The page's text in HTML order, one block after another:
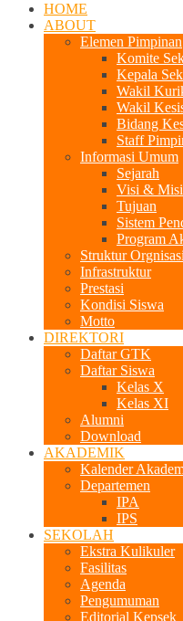
HOME
ABOUT
Elemen Pimpinan
Komite
Kepala
Wakil
Wakil
Bidang
Staff
Informasi Umum
Sejarah
Visi & Misi
Tujuan
Sistem
Program
Struktur Orgnisasi
Infrastruktur
Prestasi
Kondisi Siswa
Motto
DIREKTORI
Daftar GTK
Daftar Siswa
Kelas X
Kelas XI
Alumni
Download
AKADEMIK
Kalender
Departemen
IPA
IPS
SEKOLAH
Ekstra Kulikuler
Fasilitas
Agenda
Pengumuman
Editorial Kepsek